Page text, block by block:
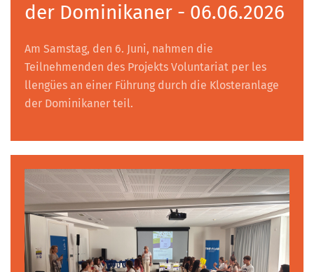
der Dominikaner - 06.06.2026
Am Samstag, den 6. Juni, nahmen die
Teilnehmenden des Projekts Voluntariat per les
llengües an einer Führung durch die Klosteranlage
der Dominikaner teil.